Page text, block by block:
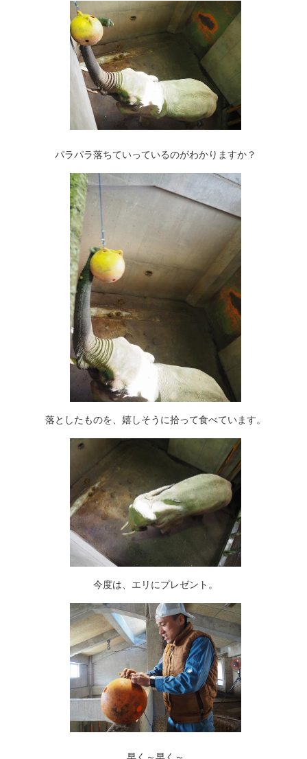
パラパラ落ちていっているのがわかりますか？
落としたものを、嬉しそうに拾って食べています。
今度は、エリにプレゼント。